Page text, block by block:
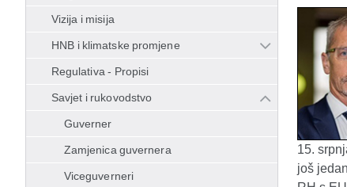
Vizija i misija
HNB i klimatske promjene
Regulativa - Propisi
Savjet i rukovodstvo
Guverner
Zamjenica guvernera
Viceguverneri
15.
još